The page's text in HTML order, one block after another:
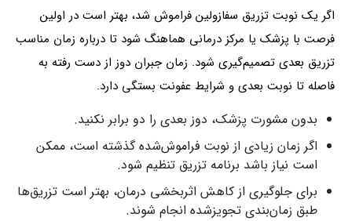
اگر یک نوبت تزریق سفازولین فراموش شد، بهتر است در اولین
فرصت با پزشک یا مرکز درمانی هماهنگ شود تا درباره زمان مناسب
تزریق بعدی تصمیم‌گیری شود. زمان جبران دوز از دست‌ رفته به
فاصله تا نوبت بعدی و شرایط عفونت بستگی دارد.
بدون مشورت پزشک، دوز بعدی را دو برابر نکنید.
اگر زمان زیادی از نوبت فراموش‌شده گذشته است، ممکن
است نیاز باشد برنامه تزریق تنظیم شود.
برای جلوگیری از کاهش اثربخشی درمان، بهتر است تزریق‌ها
طبق زمان‌بندی تجویزشده انجام شوند.